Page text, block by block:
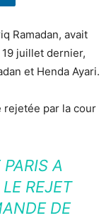
Ramadan, avait
19 juillet dernier,
et Henda Ayari.
rejetée par la cour
PARIS A
REJET
DE